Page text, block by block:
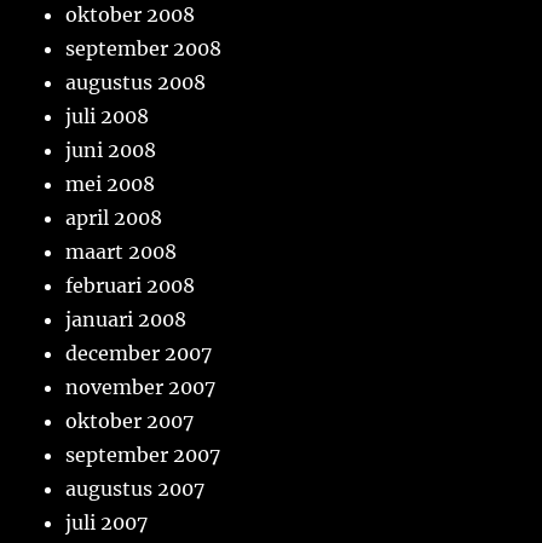
oktober 2008
september 2008
augustus 2008
juli 2008
juni 2008
mei 2008
april 2008
maart 2008
februari 2008
januari 2008
december 2007
november 2007
oktober 2007
september 2007
augustus 2007
juli 2007